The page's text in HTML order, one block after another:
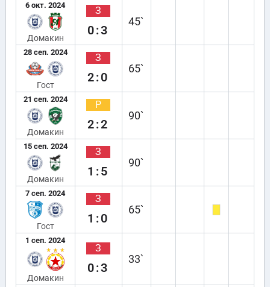
6 окт. 2024
Домакин
З
0:3
45`
28 сеп. 2024
Гост
З
2:0
65`
21 сеп. 2024
Домакин
Р
2:2
90`
15 сеп. 2024
Домакин
З
1:5
90`
7 сеп. 2024
Гост
З
1:0
65`
1 сеп. 2024
Домакин
З
0:3
33`